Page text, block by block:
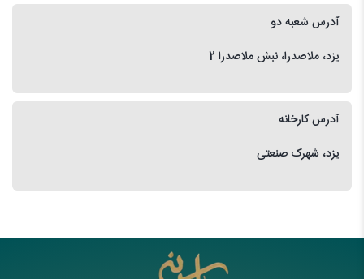
آدرس شعبه دو
یزد، ملاصدرا، نبش ملاصدرا 2
آدرس کارخانه
یزد، شهرک صنعتی